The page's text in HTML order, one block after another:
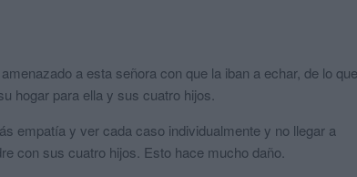
a esta señora con que la iban a echar, de lo que
hogar para ella y sus cuatro hijos.
empatía y ver cada caso individualmente y no llegar a
con sus cuatro hijos. Esto hace mucho daño.